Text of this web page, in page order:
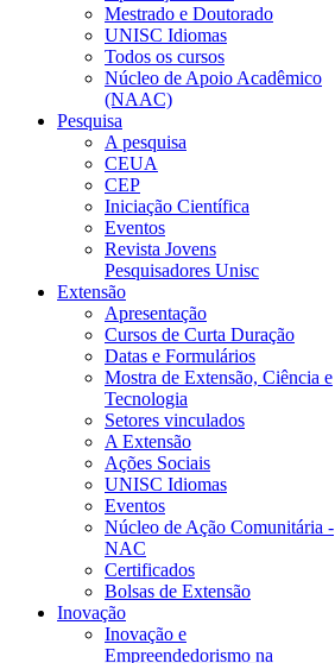
Mestrado e Doutorado
UNISC Idiomas
Todos os cursos
Núcleo de Apoio Acadêmico
(NAAC)
Pesquisa
A pesquisa
CEUA
CEP
Iniciação Científica
Eventos
Revista Jovens
Pesquisadores Unisc
Extensão
Apresentação
Cursos de Curta Duração
Datas e Formulários
Mostra de Extensão, Ciência e
Tecnologia
Setores vinculados
A Extensão
Ações Sociais
UNISC Idiomas
Eventos
Núcleo de Ação Comunitária -
NAC
Certificados
Bolsas de Extensão
Inovação
Inovação e
Empreendedorismo na